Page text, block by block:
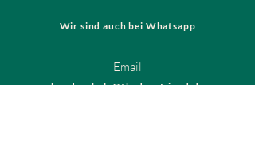
Wir sind auch bei Whatsapp
Email
hundeschule@thedogsfriend.de